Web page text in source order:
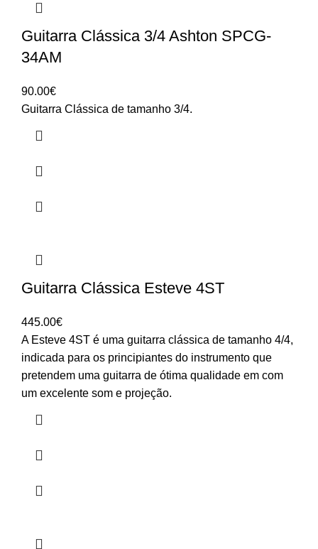
Guitarra Clássica 3/4 Ashton SPCG-
34AM
90.00€
Guitarra Clássica de tamanho 3/4.
Guitarra Clássica Esteve 4ST
445.00€
A Esteve 4ST é uma guitarra clássica de tamanho 4/4,
indicada para os principiantes do instrumento que
pretendem uma guitarra de ótima qualidade em com
um excelente som e projeção.